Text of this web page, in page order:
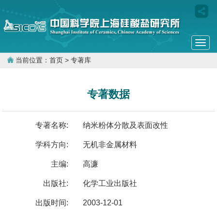
当前位置： 首页 > 专著库
专著数据
专著名称: 纳米粉体分散及表面改性
学科方向: 无机非金属材料
主编: 高濂
出版社: 化学工业出版社
出版时间: 2003-12-01